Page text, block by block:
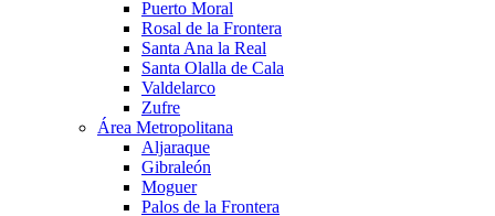
Puerto Moral
Rosal de la Frontera
Santa Ana la Real
Santa Olalla de Cala
Valdelarco
Zufre
Área Metropolitana
Aljaraque
Gibraleón
Moguer
Palos de la Frontera